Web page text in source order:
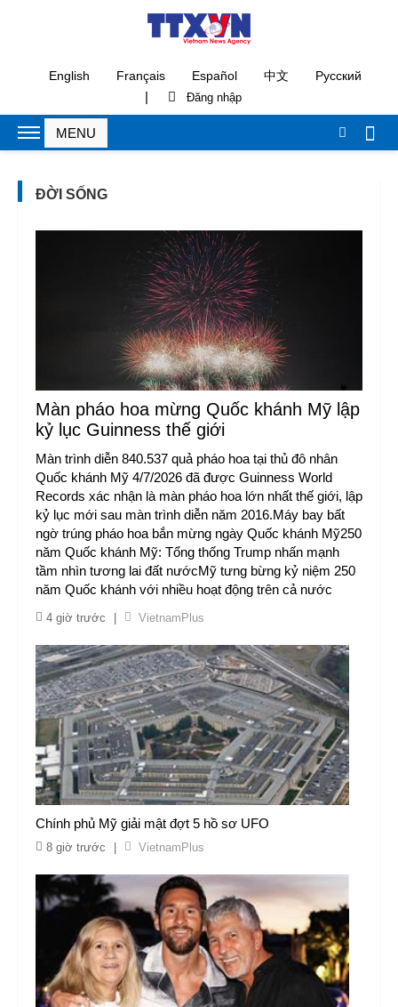
English Français Español 中文 Русский
|
ĐỜI SỐNG
Màn pháo hoa mừng Quốc khánh Mỹ lập
kỷ lục Guinness thế giới
Màn trình diễn 840.537 quả pháo hoa tại thủ đô nhân
Quốc khánh Mỹ 4/7/2026 đã được Guinness World
Records xác nhận là màn pháo hoa lớn nhất thế giới, lập
kỷ lục mới sau màn trình diễn năm 2016.Máy bay bất
ngờ trúng pháo hoa bắn mừng ngày Quốc khánh Mỹ250
năm Quốc khánh Mỹ: Tổng thống Trump nhấn mạnh
tầm nhìn tương lai đất nướcMỹ tưng bừng kỷ niệm 250
năm Quốc khánh với nhiều hoạt động trên cả nước
4 giờ trước VietnamPlus
Chính phủ Mỹ giải mật đợt 5 hồ sơ UFO
8 giờ trước VietnamPlus